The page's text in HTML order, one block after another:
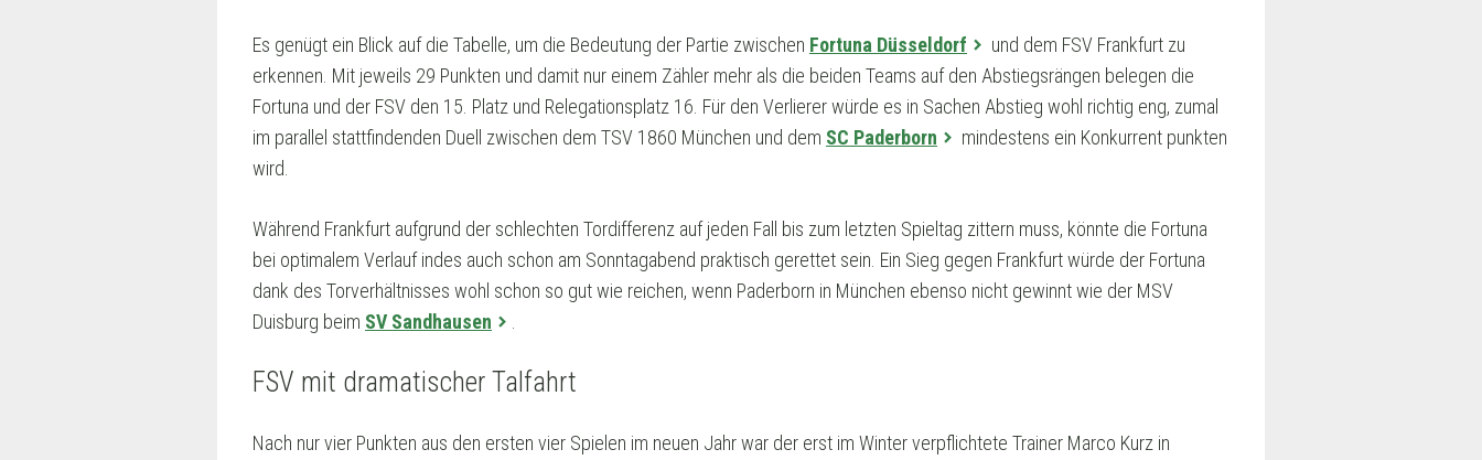
Es genügt ein Blick auf die Tabelle, um die Bedeutung der Partie zwischen Fortuna Düsseldorf
und dem FSV Frankfurt zu
erkennen. Mit jeweils 29 Punkten und damit nur einem Zähler mehr als die beiden Teams auf den Abstiegsrängen belegen die
Fortuna und der FSV den 15. Platz und Relegationsplatz 16. Für den Verlierer würde es in Sachen Abstieg wohl richtig eng, zumal
im parallel stattfindenden Duell zwischen dem TSV 1860 München und dem SC Paderborn
mindestens ein Konkurrent punkten
wird.
Während Frankfurt aufgrund der schlechten Tordifferenz auf jeden Fall bis zum letzten Spieltag zittern muss, könnte die Fortuna
bei optimalem Verlauf indes auch schon am Sonntagabend praktisch gerettet sein. Ein Sieg gegen Frankfurt würde der Fortuna
dank des Torverhältnisses wohl schon so gut wie reichen, wenn Paderborn in München ebenso nicht gewinnt wie der MSV
Duisburg beim SV Sandhausen
FSV mit dramatischer Talfahrt
Nach nur vier Punkten aus den ersten vier Spielen im neuen Jahr war der erst im Winter verpflichtete Trainer Marco Kurz in